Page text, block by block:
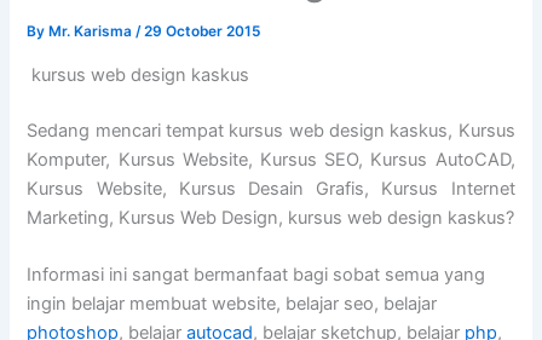
By Mr. Karisma/29 October 2015
kursus web design kaskus
Sedang mencari tempat kursus web design kaskus, Kursus
Komputer, Kursus Website, Kursus SEO, Kursus AutoCAD,
Kursus Website, Kursus Desain Grafis, Kursus Internet
Marketing, Kursus Web Design, kursus web design kaskus?
Informasi ini sangat bermanfaat bagi sobat semua yang
ingin belajar membuat website, belajar seo, belajar
photoshop, belajarautocad, belajar sketchup, belajar php,